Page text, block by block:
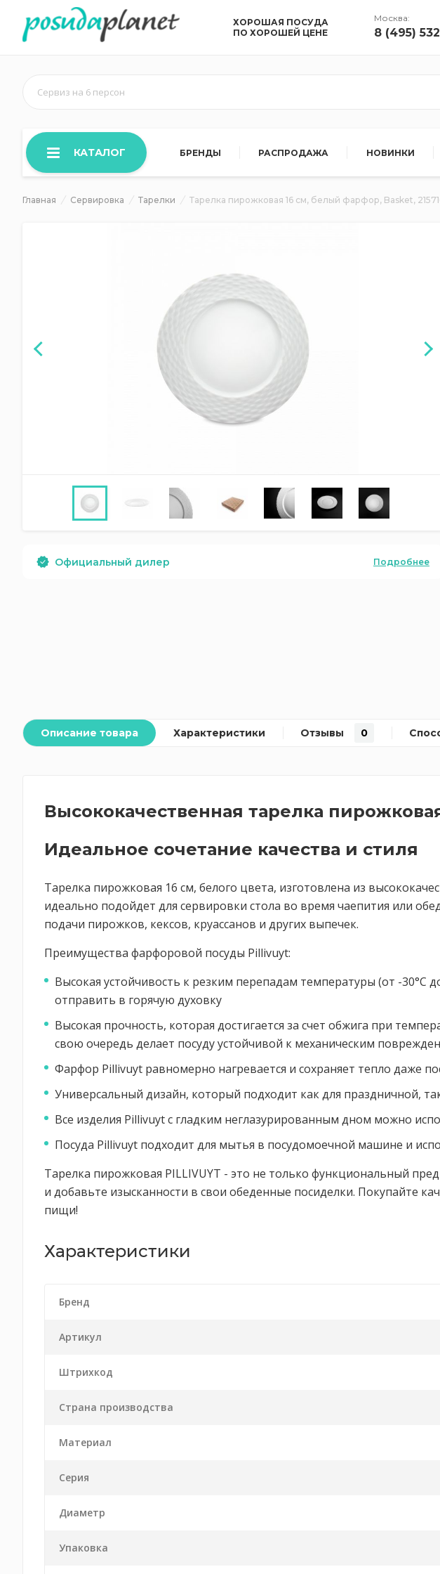
ХОРОШАЯ ПОСУДА
ПО ХОРОШЕЙ ЦЕНЕ
Москва:
8 (495)
Сервиз на 6 персон
КАТАЛОГ БРЕНДЫ РАСПРОДАЖА НОВИНКИ
Главная Сервировка Тарелки Тарелка пирожковая 16 см, белый фарфор, Basket,
Официальный дилер Подробнее
Описание товара Характеристики Отзывы 0
Высококачественная тарелка
Идеальное сочетание качества и стиля
Тарелка пирожковая 16 см, белого цвета, изготовлена из
идеально подойдет для сервировки стола во время чаепития или
подачи пирожков, кексов, круассанов и других выпечек.
Преимущества фарфоровой посуды Pillivuyt:
Высокая устойчивость к резким перепадам температуры (от -30°С
отправить в горячую духовку
Высокая прочность, которая достигается за счет обжига при
свою очередь делает посуду устойчивой к механическим
Фарфор Pillivuyt равномерно нагревается и сохраняет тепло даже
Универсальный дизайн, который подходит как для праздничной,
Все изделия Pillivuyt с гладким неглазурированным дном можно
Посуда Pillivuyt подходит для мытья в посудомоечной машине и
Тарелка пирожковая PILLIVUYT - это не только функциональный
и добавьте изысканности в свои обеденные посиделки. Покупайте
пищи!
Характеристики
Бренд
Артикул
Штрихкод
Страна производства
Материал
Серия
Диаметр
Упаковка